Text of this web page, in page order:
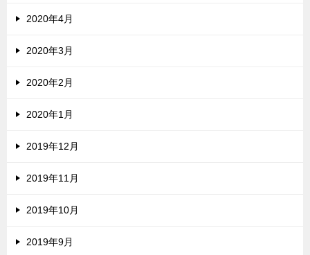
2020年4月
2020年3月
2020年2月
2020年1月
2019年12月
2019年11月
2019年10月
2019年9月